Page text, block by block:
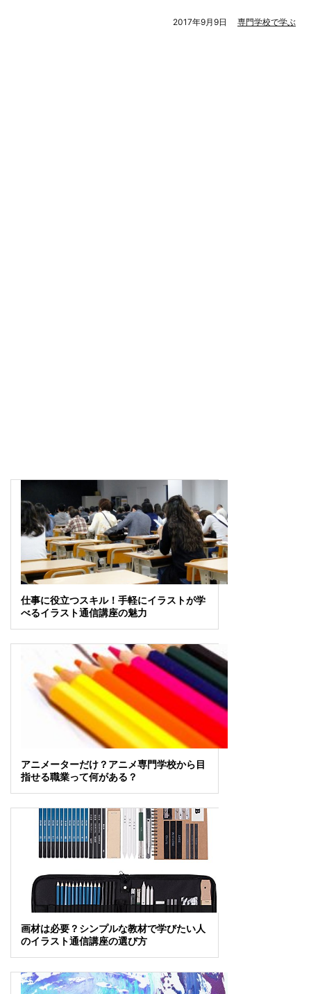
2017年9月9日 専門学校で学ぶ
仕事に役立つスキル！手軽にイラストが学
べるイラスト通信講座の魅力
アニメーターだけ？アニメ専門学校から目
指せる職業って何がある？
画材は必要？シンプルな教材で学びたい人
のイラスト通信講座の選び方